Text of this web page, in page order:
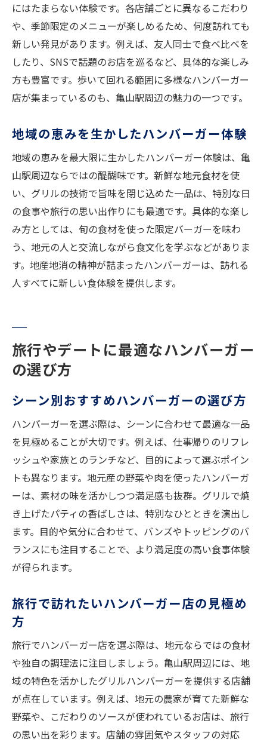
にはたまらない体験です。各店舗ごとに異なるこだわり
や、季節限定のメニューが楽しめるため、何度訪れても
新しい発見があります。例えば、友人同士で食べ比べを
したり、SNSで話題のお店を巡るなど、具体的な楽しみ
方も豊富です。歩いて回れる範囲に多様なハンバーガー
店が集まっているのも、亀山駅周辺の魅力の一つです。
地域の恵みを生かしたハンバーガー体験
地域の恵みを最大限に生かしたハンバーガー体験は、亀
山駅周辺ならではの醍醐味です。新鮮な地元食材を使
い、グリルの技術で旨味を閉じ込めた一品は、特別な日
の食事や旅行の思い出作りにも最適です。具体的な楽し
み方としては、旬の食材を使った限定バーガーを味わ
う、地元の人と交流しながら食文化を学ぶなどがありま
す。地産地消の精神が詰まったハンバーガーは、訪れる
人すべてに新しい食体験を提供します。
旅行やデートに最適なハンバーガー
の選び方
シーン別おすすめハンバーガーの選び方
ハンバーガーを選ぶ際は、シーンに合わせて最適な一品
を見極めることが大切です。例えば、仕事帰りのリフレ
ッシュや家族とのランチなど、目的によって選ぶポイン
トも異なります。地元産の野菜や肉を使ったハンバーガ
ーは、素材の味を活かしつつ満足感も抜群。グリルで焼
き上げたパティの香ばしさは、特別なひとときを演出し
ます。目的や気分に合わせて、バンズやトッピングのバ
ランスにも注目することで、より満足度の高い食事体験
が得られます。
旅行で訪れたいハンバーガー店の見極め
方
旅行でハンバーガー店を選ぶ際は、地元ならではの食材
や独自の調理法に注目しましょう。亀山駅周辺には、地
域の特色を活かしたグリルハンバーガーを提供する店舗
が点在しています。例えば、地元の農家が育てた新鮮な
野菜や、こだわりのソースが使われているお店は、旅行
の思い出を彩ります。店舗の雰囲気やスタッフの対応